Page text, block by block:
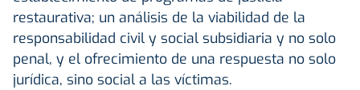
restaurativa; un análisis de la viabilidad de la
responsabilidad civil y social subsidiaria y no solo
penal, y el ofrecimiento de una respuesta no solo
jurídica, sino social a las víctimas.